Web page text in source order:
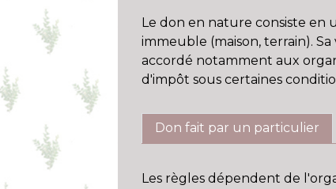
Le don en nature consiste
immeuble (maison, terrain).
accordé notamment aux
d'impôt sous certaines
Don fait par un particulier
Les règles dépendent de